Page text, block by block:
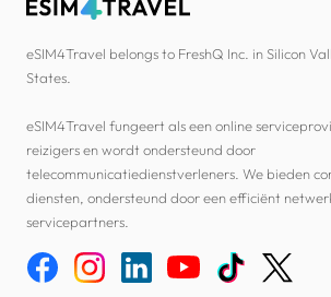
eSIM4Travel belongs to FreshQ Inc. in Silicon
States.
eSIM4Travel fungeert als een online
reizigers en wordt ondersteund door
telecommunicatiedienstverleners. We bieden
diensten, ondersteund door een efficiënt
servicepartners.